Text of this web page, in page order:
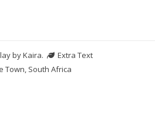
byKaira.
Extra Text
Town, South Africa